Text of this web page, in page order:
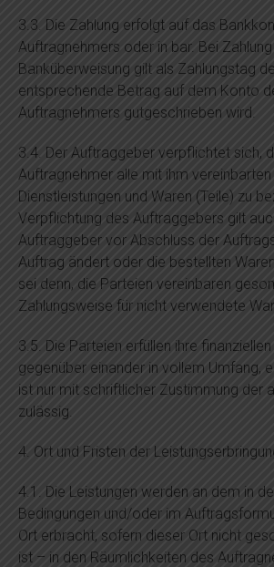
3.3. Die Zahlung erfolgt auf das
Auftragnehmers oder in bar. Bei
Banküberweisung gilt als Zahlungstag
entsprechende Betrag auf dem Konto
Auftragnehmers gutgeschrieben wird.
3.4. Der Auftraggeber verpflichtet sich,
Auftragnehmer alle mit ihm
Dienstleistungen und Waren (Teile) zu
Verpflichtung des Auftraggebers gilt
Auftraggeber vor Abschluss der
Auftrag ändert oder die bestellten
sei denn, die Parteien vereinbaren
Zahlungsweise für nicht verwendete
3.5. Die Parteien erfüllen ihre
gegenüber einander in vollem Umfang,
ist nur mit schriftlicher Zustimmung der
zulässig.
4. Ort und Fristen der
4.1. Die Leistungen werden an dem in
Bedingungen und/oder im
Ort erbracht, sofern dieser Ort nicht
ist – in den Räumlichkeiten des